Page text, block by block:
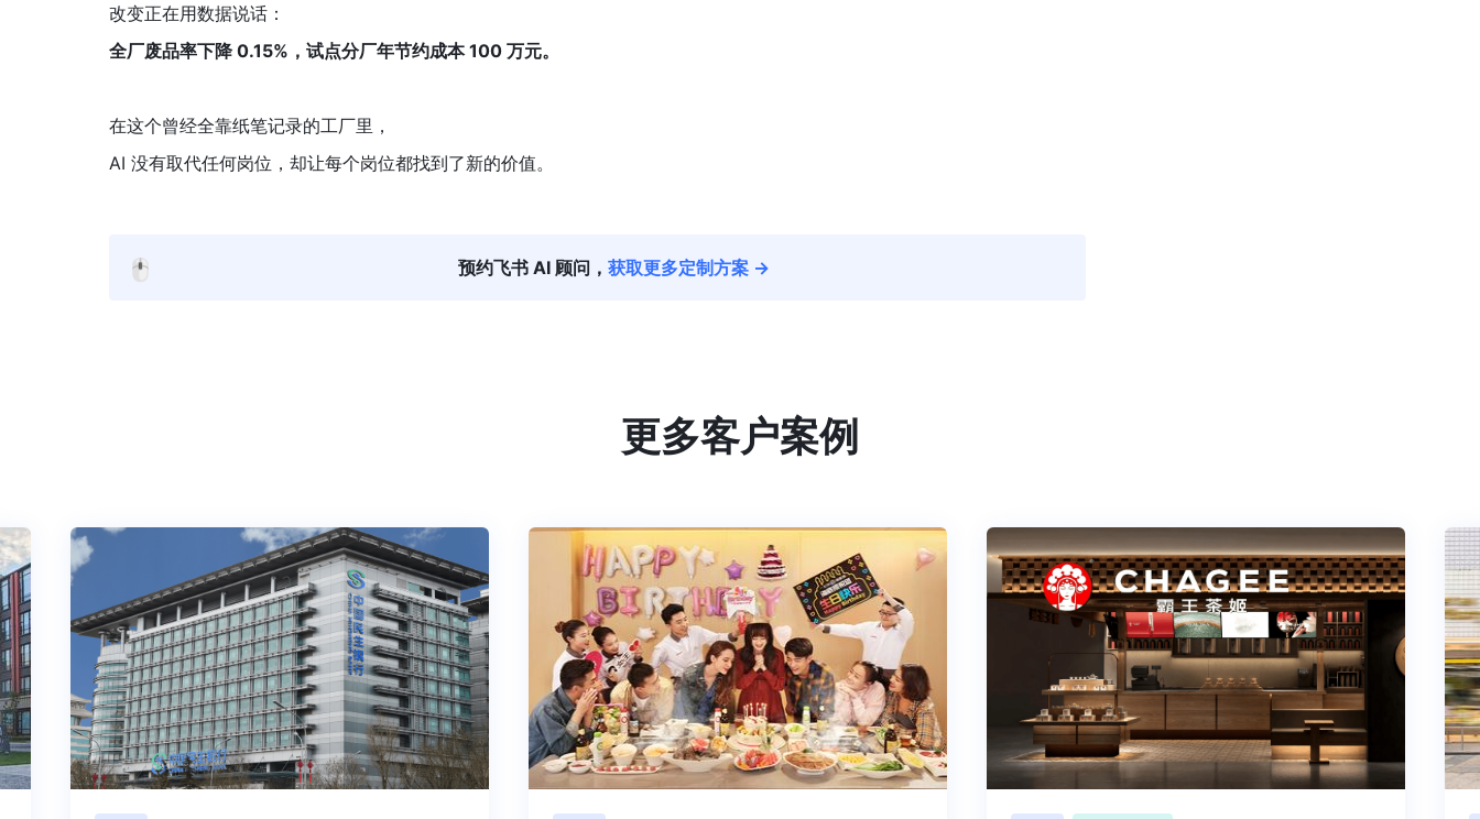
改变正在用数据说话：
全厂废品率下降 0.15%， 试点分厂年节约成本 100 万元。
在这个曾经全靠纸笔记录的工厂里，
AI 没有取代任何岗位，却让每个岗位都找到了新的价值。
🖱️ 预约飞书 AI 顾问， 获取更多定制方案 →
更多客户案例